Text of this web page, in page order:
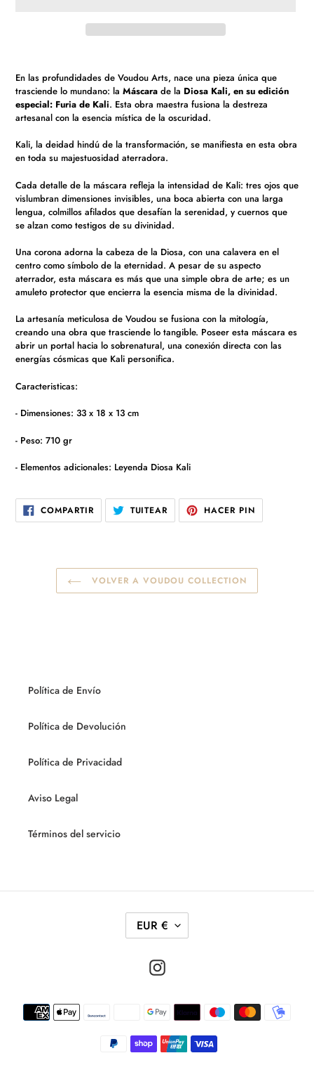
producto
a
tu
carrito
compra
En las profundidades de Voudou Arts, nace una pieza única que
trasciende lo mundano: la Máscara de la Diosa Kali, en su edición
especial: Furia de Kali. Esta obra maestra fusiona la destreza
artesanal con la esencia mística de la oscuridad.
Kali, la deidad hindú de la transformación, se manifiesta en esta obra
en toda su majestuosidad aterradora.
Cada detalle de la máscara refleja la intensidad de Kali: tres ojos que
vislumbran dimensiones invisibles, una boca abierta con una larga
lengua, colmillos afilados que desafían la serenidad, y cuernos que
se alzan como testigos de su divinidad.
Una corona adorna la cabeza de la Diosa, con una calavera en el
centro como símbolo de la eternidad. A pesar de su aspecto
aterrador, esta máscara es más que una simple obra de arte; es un
amuleto protector que encierra la esencia misma de la divinidad.
La artesanía meticulosa de Voudou se fusiona con la mitología,
creando una obra que trasciende lo tangible. Poseer esta máscara es
abrir un portal hacia lo sobrenatural, una conexión directa con las
energías cósmicas que Kali personifica.
Caracteristicas:
- Dimensiones: 33 x 18 x 13 cm
- Peso: 710 gr
- Elementos adicionales: Leyenda Diosa Kali
COMPARTIRCOMPARTIR
EN
FACEBOOK
TUITEAR TUITEAR
EN
TWITTER
HACER PINPINEAR
EN
PINTEREST
VOLVER A VOUDOU COLLECTION
Política de Envío
Política de Devolución
Política de Privacidad
Aviso Legal
Términos del servicio
M
O
EUR €
Instagram
Métodos
de
pago